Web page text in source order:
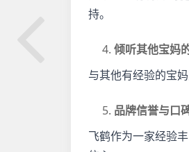
持。
4. 倾听其他宝妈
与其他有经验的宝
5. 品牌信誉与口碑
飞鹤作为一家经验